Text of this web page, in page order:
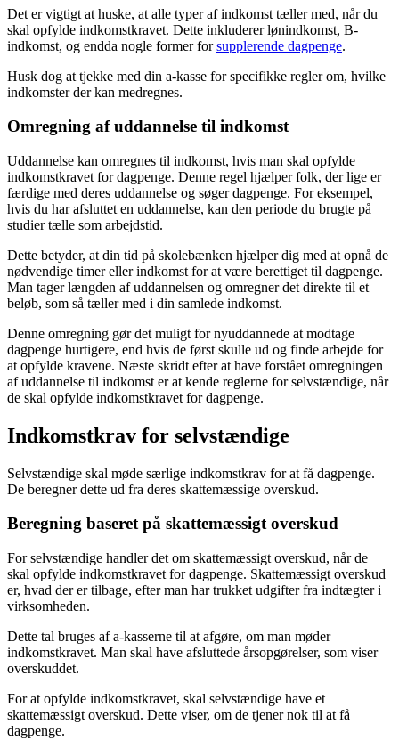
Det er vigtigt at huske, at alle typer af indkomst tæller med, når du
skal opfylde indkomstkravet. Dette inkluderer lønindkomst, B-
indkomst, og endda nogle former forsupplerende dagpenge.
Husk dog at tjekke med din a-kasse for specifikke regler om, hvilke
indkomster der kan medregnes.
Omregning af uddannelse til indkomst
Uddannelse kan omregnes til indkomst, hvis man skal opfylde
indkomstkravet for dagpenge. Denne regel hjælper folk, der lige er
færdige med deres uddannelse og søger dagpenge. For eksempel,
hvis du har afsluttet en uddannelse, kan den periode du brugte på
studier tælle som arbejdstid.
Dette betyder, at din tid på skolebænken hjælper dig med at opnå de
nødvendige timer eller indkomst for at være berettiget til dagpenge.
Man tager længden af uddannelsen og omregner det direkte til et
beløb, som så tæller med i din samlede indkomst.
Denne omregning gør det muligt for nyuddannede at modtage
dagpenge hurtigere, end hvis de først skulle ud og finde arbejde for
at opfylde kravene. Næste skridt efter at have forstået omregningen
af uddannelse til indkomst er at kende reglerne for selvstændige, når
de skal opfylde indkomstkravet for dagpenge.
Indkomstkrav for selvstændige
Selvstændige skal møde særlige indkomstkrav for at få dagpenge.
De beregner dette ud fra deres skattemæssige overskud.
Beregning baseret på skattemæssigt overskud
For selvstændige handler det om skattemæssigt overskud, når de
skal opfylde indkomstkravet for dagpenge. Skattemæssigt overskud
er, hvad der er tilbage, efter man har trukket udgifter fra indtægter i
virksomheden.
Dette tal bruges af a-kasserne til at afgøre, om man møder
indkomstkravet. Man skal have afsluttede årsopgørelser, som viser
overskuddet.
For at opfylde indkomstkravet, skal selvstændige have et
skattemæssigt overskud. Dette viser, om de tjener nok til at få
dagpenge.